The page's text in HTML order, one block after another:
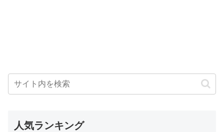
人気ランキング